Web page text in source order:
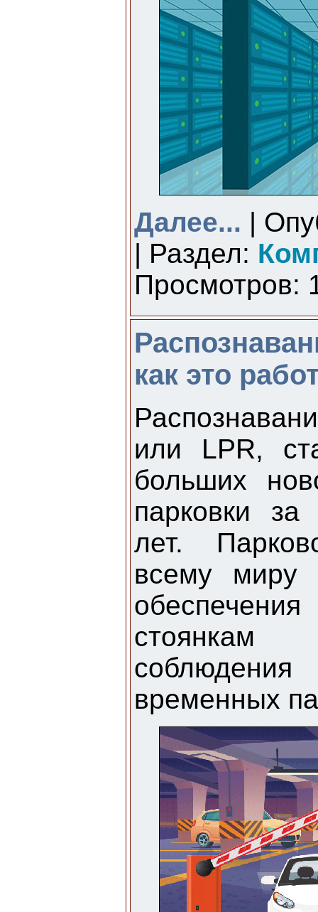
Далее... |
| Раздел:
Просмотров:
как это
или LPR,
больших
парковки за
лет.
всему миру
временных